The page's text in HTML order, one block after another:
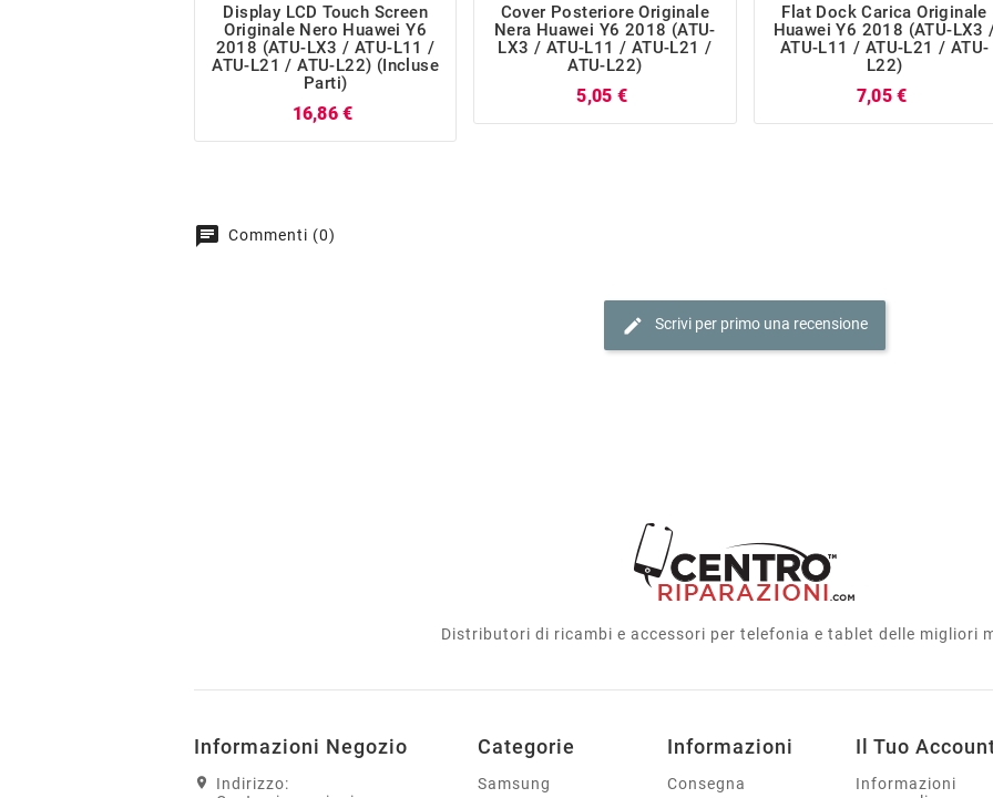
Display LCD Touch Screen
Originale Nero Huawei Y6
2018 (ATU-LX3 / ATU-L11 /
ATU-L21 / ATU-L22) (incluse
Parti)
16,86 €
Cover Posteriore Originale
Nera Huawei Y6 2018 (ATU-
LX3 / ATU-L11 / ATU-L21 /
ATU-L22)
5,05 €
Flat Dock Carica Originale
Huawei Y6 2018 (ATU-LX3
ATU-L11 / ATU-L21 / ATU-
L22)
7,05 €
chat Commenti (0)
edit Scrivi per primo una recensione
Distributori di ricambi e accessori per telefonia e tablet delle migliori
Informazioni Negozio
Indirizzo:
Categorie
Samsung
Informazioni
Consegna
Il Tuo
Informazioni